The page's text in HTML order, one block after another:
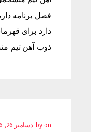
فصل برنامه
دارد برای
ذوب آهن تیم
by on دسامبر 26, 2016